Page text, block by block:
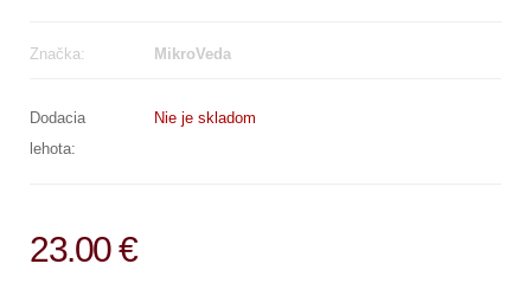
Značka: MikroVeda
Dodacia
lehota:
Nie je skladom
23.00 €